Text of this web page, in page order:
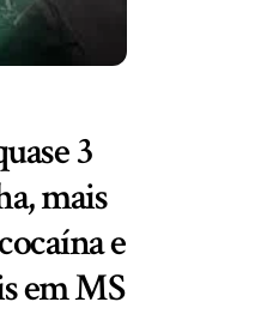
3
mais
e
em MS